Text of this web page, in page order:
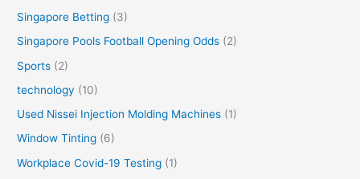
Singapore Betting (3)
Singapore Pools Football Opening Odds (2)
Sports (2)
technology (10)
Used Nissei Injection Molding Machines (1)
Window Tinting (6)
Workplace Covid-19 Testing (1)